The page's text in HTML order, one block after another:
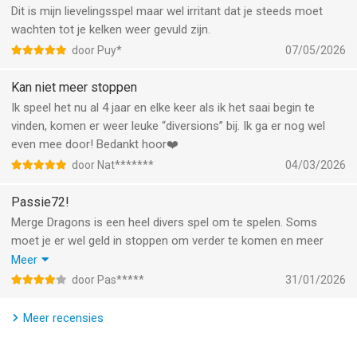
Verzamel nieuwe drakensoorten
- Ontdek 17 drakensoorten en fuseer ze door de 8 groeistadia
- Fuseer drakeneieren om nieuwe draken uit te laten komen, die
over het land bewegen om objecten voor je te oogsten die je
kunt fuseren.
Uitdagende puzzels
600 uitdagende missies.
- Herhaal meer dan 100 levels, gevuld met nieuwe missies en
beloningen, om te helpen bij het opbouwen van je drakenkamp!
- Los alle puzzels op en ontdek verborgen levels - kun je ze
allemaal vinden?
tegenkomen. Let op en wees voorzichtig! Los uitdagende
Dit is mijn lievelingsspel maar wel irritant dat je steeds moet
wachten tot je kelken weer gevuld zijn.
door Puy* 07/05/2026
Kan niet meer stoppen
Ik speel het nu al 4 jaar en elke keer als ik het saai begin te
vinden, komen er weer leuke “diversions” bij. Ik ga er nog wel
even mee door! Bedankt hoor❤️
door Nat******* 04/03/2026
Passie72!
Merge Dragons is een heel divers spel om te spelen. Soms
moet je er wel geld in stoppen om verder te komen en meer
ruimte te krijgen om alle spulletjes kwijt te kunnen. Wat ik
jammer vind is dat de extra spellen veel te kort duren dat zou
Meer
door Pas***** 31/01/2026
Meer recensies